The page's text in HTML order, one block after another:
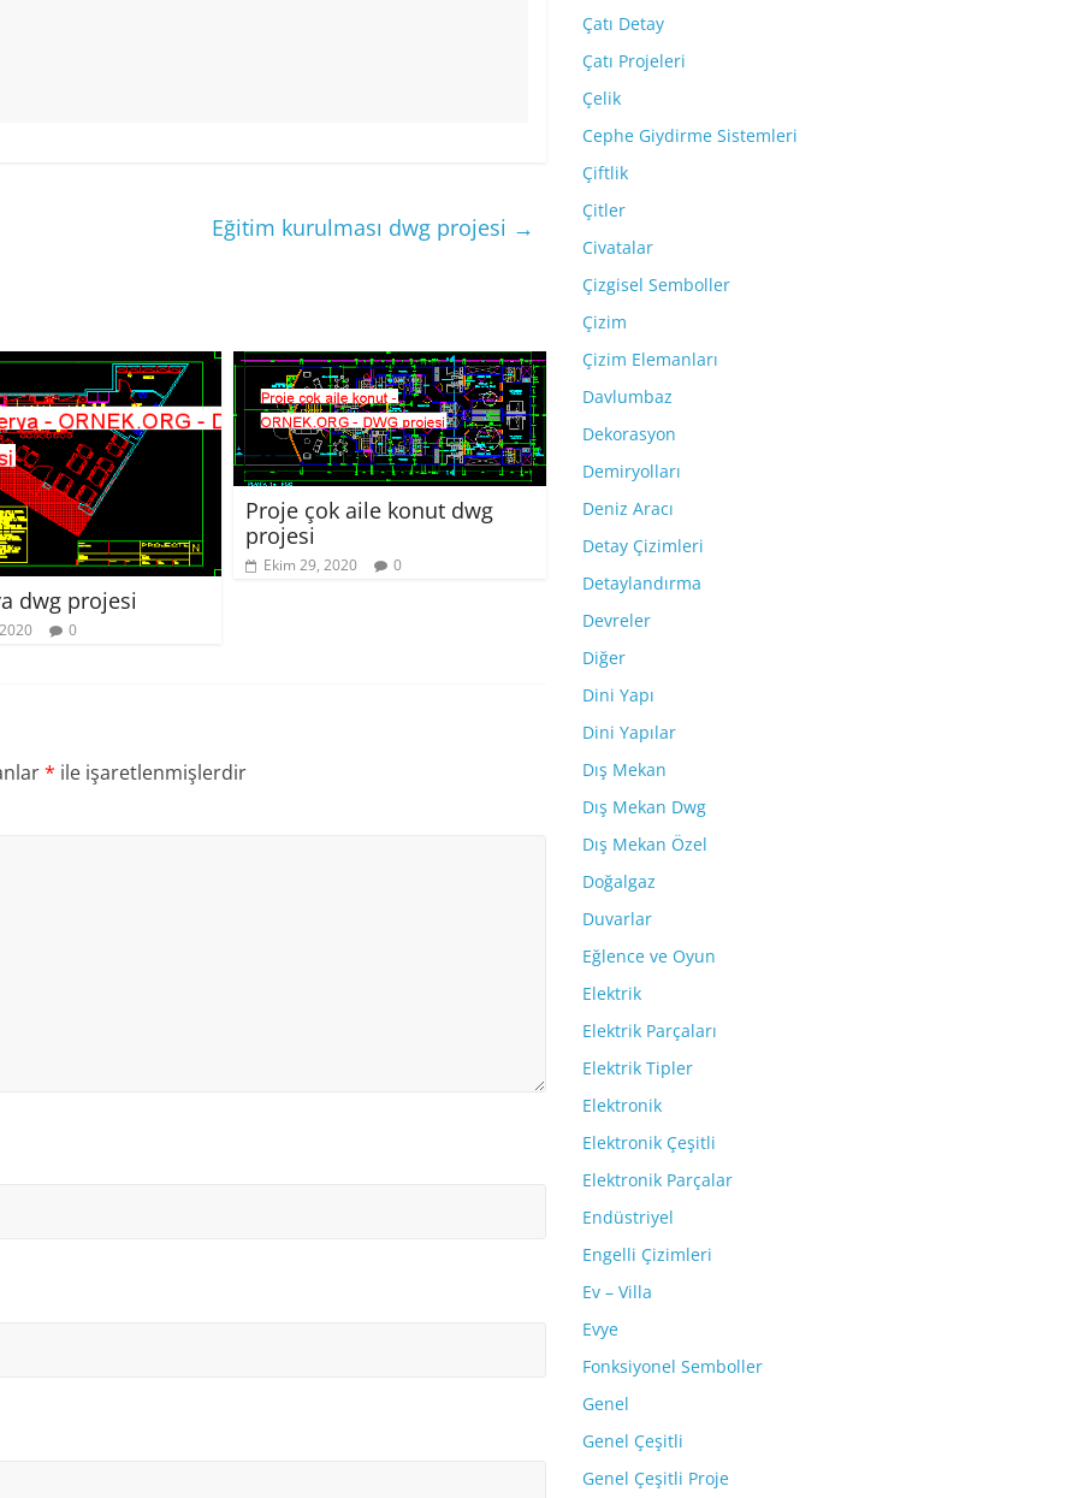
Eğitim kurulması dwg projesi →
dwg projesi
0
Proje çok aile konut dwg
projesi
Ekim 29, 2020 0
* ile işaretlenmişlerdir
Çatı Detay
Çatı Projeleri
Çelik
Cephe Giydirme Sistemleri
Çiftlik
Çitler
Civatalar
Çizgisel Semboller
Çizim
Çizim Elemanları
Davlumbaz
Dekorasyon
Demiryolları
Deniz Aracı
Detay Çizimleri
Detaylandırma
Devreler
Diğer
Dini Yapı
Dini Yapılar
Dış Mekan
Dış Mekan Dwg
Dış Mekan Özel
Doğalgaz
Duvarlar
Eğlence ve Oyun
Elektrik
Elektrik Parçaları
Elektrik Tipler
Elektronik
Elektronik Çeşitli
Elektronik Parçalar
Endüstriyel
Engelli Çizimleri
Ev – Villa
Evye
Fonksiyonel Semboller
Genel
Genel Çeşitli
Genel Çeşitli Proje